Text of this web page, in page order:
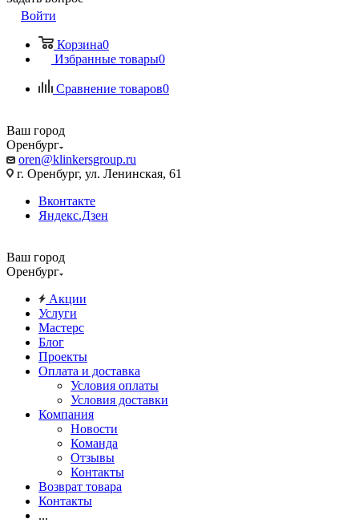
Войти
Корзина0
Избранные товары0
Сравнение товаров0
Ваш город
Оренбург
oren@klinkersgroup.ru
г. Оренбург, ул. Ленинская, 61
Вконтакте
Яндекс.Дзен
Ваш город
Оренбург
Акции
Услуги
Мастерс
Блог
Проекты
Оплата и доставка
Условия оплаты
Условия доставки
Компания
Новости
Команда
Отзывы
Контакты
Возврат товара
Контакты
...